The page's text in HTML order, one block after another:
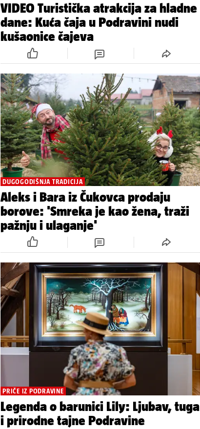
VIDEO Turistička atrakcija za hladne
dane: Kuća čaja u Podravini nudi
kušaonice čajeva
DUGOGODIŠNJA TRADICIJA
Aleks i Bara iz Čukovca prodaju
borove: 'Smreka je kao žena, traži
pažnju i ulaganje'
PRIČE IZ PODRAVINE
Legenda o barunici Lily: Ljubav, tuga
i prirodne tajne Podravine